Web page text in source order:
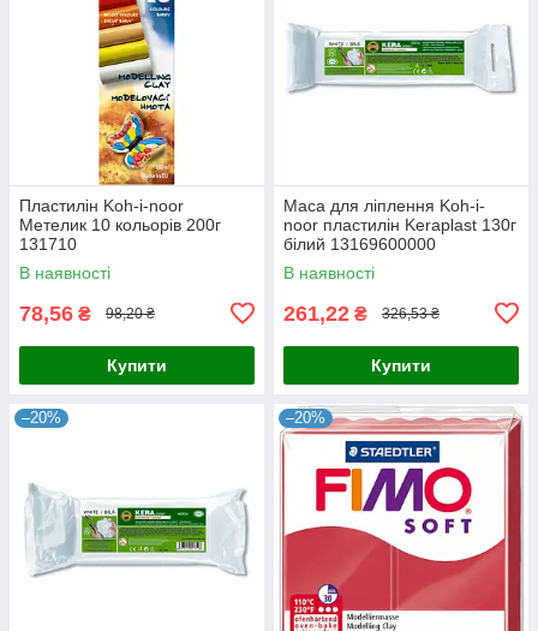
Пластилін Koh-i-noor
Метелик 10 кольорів 200г
131710
В наявності
78,56 ₴ 98,20 ₴
Купити
Маса для ліплення Koh-i-
noor пластилін Keraplast 130г
білий 13169600000
В наявності
261,22 ₴ 326,53 ₴
Купити
–20% –20%